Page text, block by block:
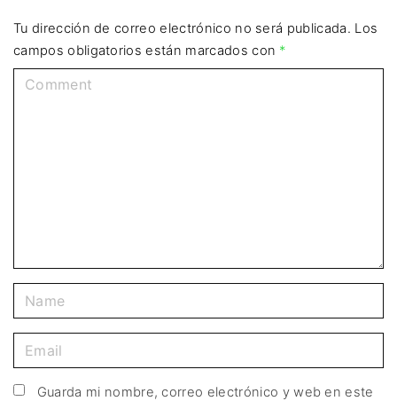
Tu dirección de correo electrónico no será publicada. Los
campos obligatorios están marcados con *
Guarda mi nombre, correo electrónico y web en este